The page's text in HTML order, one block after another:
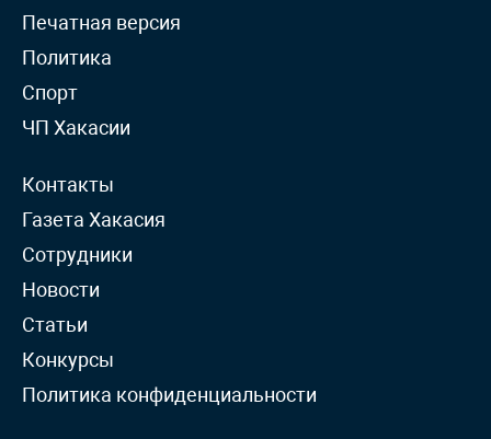
Печатная версия
Политика
Спорт
ЧП Хакасии
Контакты
Газета Хакасия
Сотрудники
Новости
Статьи
Конкурсы
Политика конфиденциальности